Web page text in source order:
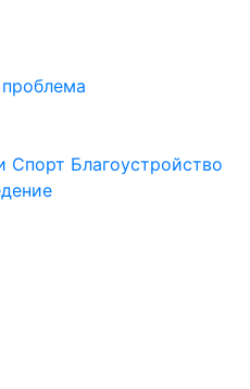
Спорт Благоустройство